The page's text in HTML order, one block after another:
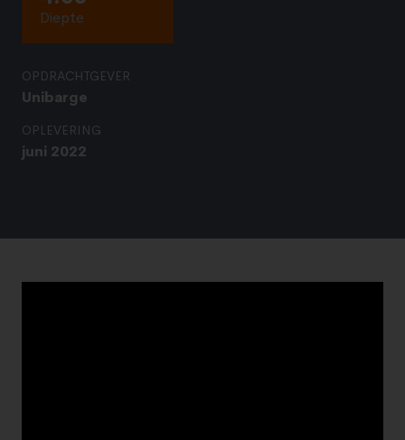
Diepte
OPDRACHTGEVER
Unibarge
OPLEVERING
juni 2022